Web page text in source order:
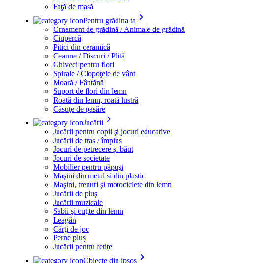
Faţă de masă
Pentru grădina ta keyboard_arrow_right
Ornament de grădină / Animale de grădină
Ciupercă
Pitici din ceramică
Ceaune / Discuri / Plită
Ghiveci pentru flori
Spirale / Clopoţele de vânt
Moară / Fântănă
Suport de flori din lemn
Roată din lemn, roată lustră
Căsuţe de pasăre
Jucării keyboard_arrow_right
Jucării pentru copii şi jocuri educative
Jucării de tras / împins
Jocuri de petrecere și băut
Jocuri de societate
Mobilier pentru păpuşi
Maşini din metal si din plastic
Maşini, trenuri şi motociclete din lemn
Jucării de pluş
Jucării muzicale
Sabii şi cuţite din lemn
Leagăn
Cărţi de joc
Perne pluș
Jucării pentru fetițe
Obiecte din ipsos keyboard_arrow_right